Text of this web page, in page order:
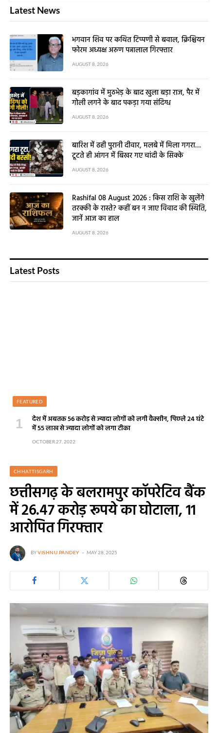
Latest News
भगवान शिव पर कथित टिप्पणी से बवाल, क्रिश्चियन
फोरम अध्यक्ष अरुण पन्नालाल गिरफ्तार
AUGUST 8, 2026
बड़कागांव में मुठभेड़ के बाद खुला बड़ा राज, पैर में
गोली लगने के बाद पकड़ा गया संदिग्ध
AUGUST 8, 2026
बारिश में ढही पुरानी दीवार, मलबे में मिला गगरा…
टूटते ही आंगन में बिखर गए चांदी के सिक्के
AUGUST 8, 2026
Rashifal 08 August 2026 : किस राशि के खुलेंगे
तरक्की के रास्ते? कहीं बन न जाए विवाद की स्थिति,
जानें आज का हाल
AUGUST 8, 2026
Latest Posts
FEATURED
देश में अबतक 56 करोड़ से ज्यादा लोगों को लगी वैक्सीन, पिछले 24 घंटे
में 55 लाख से ज्यादा लोगों को लगा टीका
OCTOBER 27, 2022
CHHATTISGARH
छत्तीसगढ़ के बलरामपुर कॉपरेटिव बैंक
में 26.47 करोड़ रूपये का घोटाला, 11
आरोपित गिरफ्तार
BYVISHNU PANDEY MAY 28, 2025